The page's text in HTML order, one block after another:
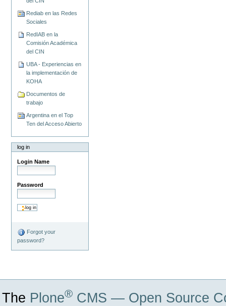
Rediab en las Redes
Sociales
RedIAB en la
Comisión Académica
del CIN
UBA - Experiencias en
la implementación de
KOHA
Documentos de
trabajo
Argentina en el Top
Ten del Acceso Abierto
log in
Login Name
Password
Forgot your
password?
The Plone® CMS — Open Source